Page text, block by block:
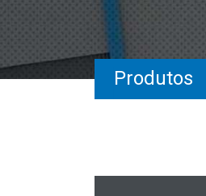
Produtos